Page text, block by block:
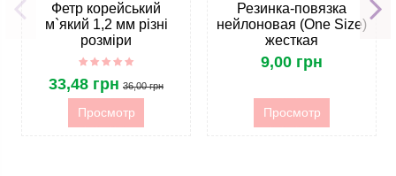
Фетр корейський
м`який 1,2 мм різні
розміри
33,48 грн 36,00 грн
Просмотр
Резинка-повязка
нейлоновая (One Size)
жесткая
9,00 грн
Просмотр